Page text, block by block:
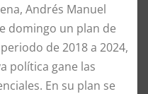
Andrés Manuel
domingo un plan de
de 2018 a 2024,
política gane las
En su plan se